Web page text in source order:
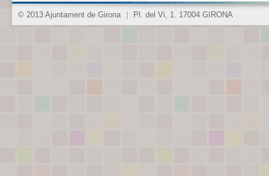
© 2013 Ajuntament de Girona Pl. del Vi, 1. 17004 GIRONA